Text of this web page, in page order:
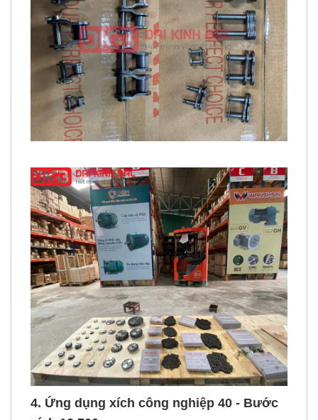
4. Ứng dụng xích công nghiệp 40 - Bước